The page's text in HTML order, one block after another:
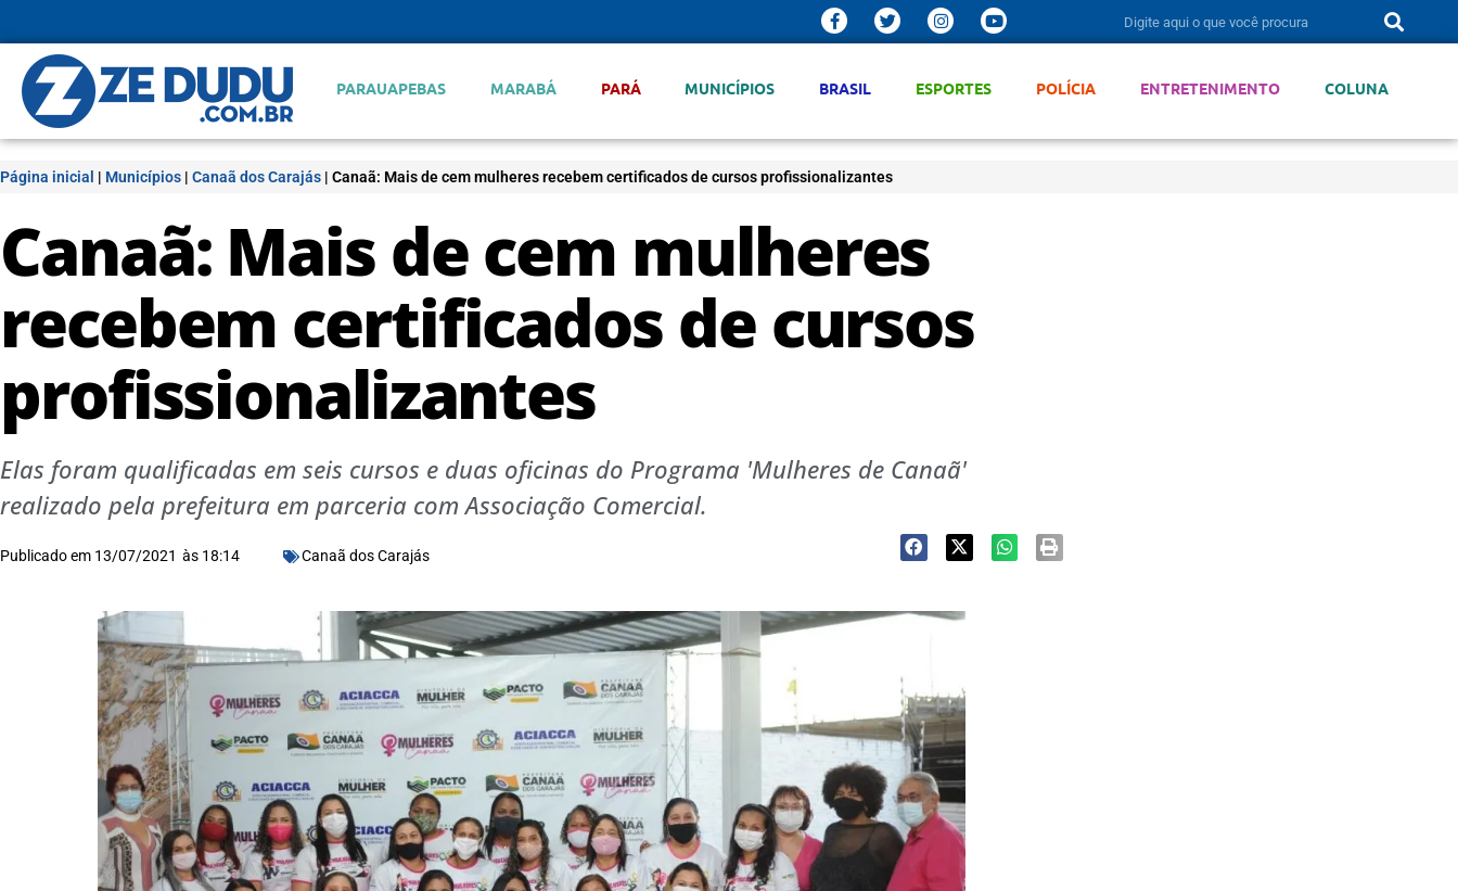
PARAUAPEBAS MARABÁ PARÁ MUNICÍPIOS BRASIL ESPORTES POLÍCIA ENTRETENIMENTO COLUNA
Página inicial | Municípios | Canaã dos Carajás | Canaã: Mais de cem mulheres recebem certificados de cursos profissionalizantes
Canaã: Mais de cem mulheres
recebem certificados de cursos
profissionalizantes
Elas foram qualificadas em seis cursos e duas oficinas do Programa 'Mulheres de Canaã'
realizado pela prefeitura em parceria com Associação Comercial.
Publicado em 13/07/2021 às 18:14 Canaã dos Carajás